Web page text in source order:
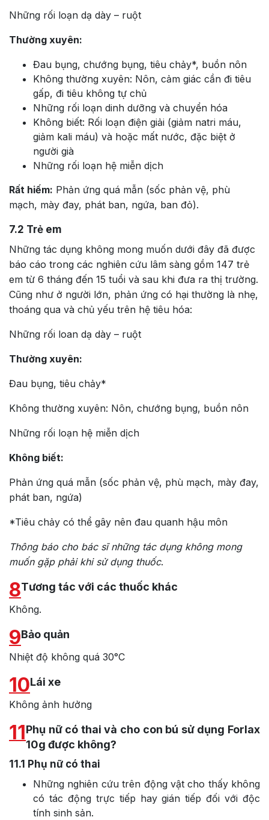
Những rối loạn dạ dày – ruột
Thường xuyên:
Đau bụng, chướng bụng, tiêu chảy*, buồn nôn
Không thường xuyên: Nôn, cảm giác cần đi tiêu
gấp, đi tiêu không tự chủ
Những rối loạn dinh dưỡng và chuyển hóa
Không biết: Rối loạn điện giải (giảm natri máu,
giảm kali máu) và hoặc mất nước, đặc biệt ở
người già
Những rối loạn hệ miễn dịch
Rất hiếm: Phản ứng quá mẫn (sốc phản vệ, phù
mạch, mày đay, phát ban, ngứa, ban đỏ).
7.2 Trẻ em
Những tác dụng không mong muốn dưới đây đã được
báo cáo trong các nghiên cứu lâm sàng gồm 147 trẻ
em từ 6 tháng đến 15 tuổi và sau khi đưa ra thị trường.
Cũng như ở người lớn, phản ứng có hại thường là nhẹ,
thoáng qua và chủ yếu trên hệ tiêu hóa:
Những rối loan dạ dày – ruột
Thường xuyên:
Đau bụng, tiêu chảy*
Không thường xuyên: Nôn, chướng bụng, buồn nôn
Những rối loạn hệ miễn dịch
Không biết:
Phản ứng quá mẫn (sốc phản vệ, phù mạch, mày đay,
phát ban, ngứa)
*Tiêu chảy có thể gây nên đau quanh hậu môn
Thông báo cho bác sĩ những tác dụng không mong
muốn gặp phải khi sử dụng thuốc.
8Tương tác với các thuốc khác
Không.
9Bảo quản
Nhiệt độ không quá 30°C
10Lái xe
Không ảnh hưởng
11Phụ nữ có thai và cho con bú sử dụng Forlax
10g được không?
11.1 Phụ nữ có thai
Những nghiên cứu trên động vật cho thấy không
có tác động trực tiếp hay gián tiếp đối với độc
tính sinh sản.